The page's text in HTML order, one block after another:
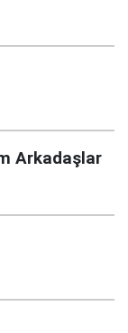
Arkadaşlar